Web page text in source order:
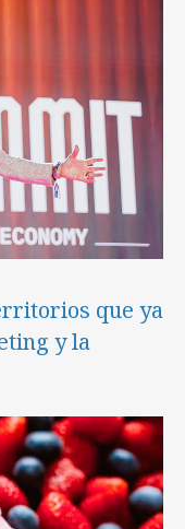
que ya
y la